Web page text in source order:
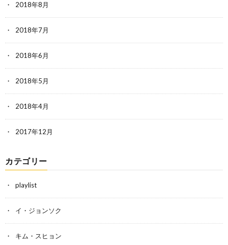
2018年8月
2018年7月
2018年6月
2018年5月
2018年4月
2017年12月
カテゴリー
playlist
イ・ジョンソク
キム・スヒョン